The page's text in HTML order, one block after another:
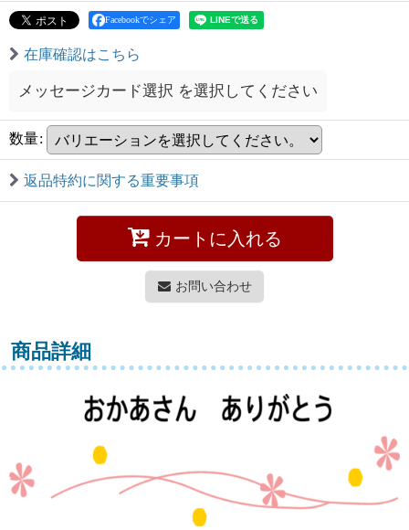
Facebookでシェア
在庫確認はこちら
メッセージカード選択 を選択してください
数量:
返品特約に関する重要事項
カートに入れる
お問い合わせ
商品詳細